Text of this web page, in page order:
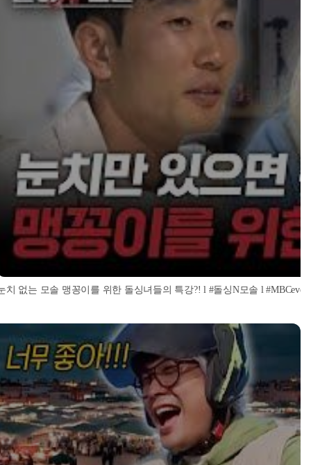
치 없는 모솔 맹꽁이를 위한 돌싱녀들의 특강?! l #돌싱N모솔 l